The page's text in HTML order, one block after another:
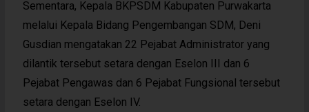
Sementara, Kepala BKPSDM Kabupaten Purwakarta
melalui Kepala Bidang Pengembangan SDM, Deni
Gusdian mengatakan 22 Pejabat Administrator yang
dilantik tersebut setara dengan Eselon III dan 6
Pejabat Pengawas dan 6 Pejabat Fungsional tersebut
setara dengan Eselon IV.